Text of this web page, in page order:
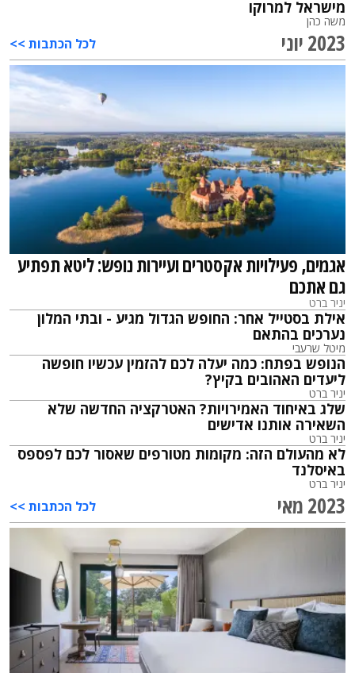
מישראל למרוקו
משה כהן
2023 יוני לכל הכתבות >>
אגמים, פעילויות אקסטרים ועיירות נופש: ליטא תפתיע
גם אתכם
יניר ברט
אילת בסטייל אחר: החופש הגדול מגיע - ובתי המלון
נערכים בהתאם
מיטל שרעבי
הנופש בפתח: כמה יעלה לכם להזמין עכשיו חופשה
ליעדים האהובים בקיץ?
יניר ברט
שלג באיחוד האמירויות? האטרקציה החדשה שלא
השאירה אותנו אדישים
יניר ברט
לא מהעולם הזה: מקומות מטורפים שאסור לכם לפספס
באיסלנד
יניר ברט
2023 מאי לכל הכתבות >>